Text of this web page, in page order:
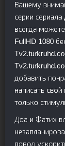
Вашему
серии
всегда
FullHD 1080
добавить
написать
только
Доа и Фатих
повод